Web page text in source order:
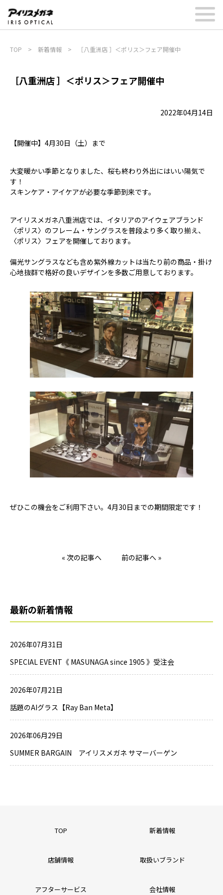
TOP > 新着情報 > ［八重洲店 ］＜ポリス＞フェア開催中
［八重洲店 ］＜ポリス＞フェア開催中
2022年04月14日
【開催中】4月30日（土）まで
大変暖かい季節となりました、桜も終わり外出にはいい陽気で
す！
スキンケア・アイケアが必要な季節到来です。
アイリスメガネ八重洲店では、イタリアのアイウェアブランド
〈ポリス〉のフレーム・サングラスを普段より多く取り揃え、
〈ポリス〉フェアを開催しております。
偏光サングラスなども含め紫外線カットは当たり前の商品・掛け
心地抜群で格好の良いデザインを多数ご用意しております。
ぜひこの機会をご利用下さい。4月30日までの期間限定です！
« 次の記事へ 前の記事へ »
最新の新着情報
2026年07月31日
SPECIAL EVENT《 MASUNAGA since 1905 》受注会
2026年07月21日
話題のAIグラス【Ray Ban Meta】
2026年06月29日
SUMMER BARGAIN アイリスメガネ サマーバーゲン
TOP 新着情報
店舗情報 取扱いブランド
アフターサービス 会社情報